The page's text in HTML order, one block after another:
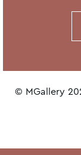
© MGallery